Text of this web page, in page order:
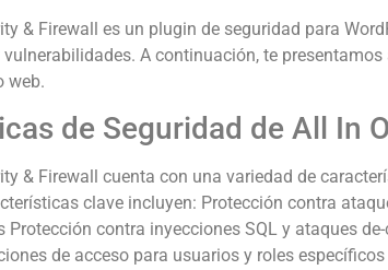
& Firewall es un plugin de seguridad para
A continuación, te
web.
de Seguridad de All In
& Firewall cuenta con una variedad de
clave incluyen: Protección contra
Protección contra inyecciones SQL y ataques
de acceso para usuarios y roles específicos